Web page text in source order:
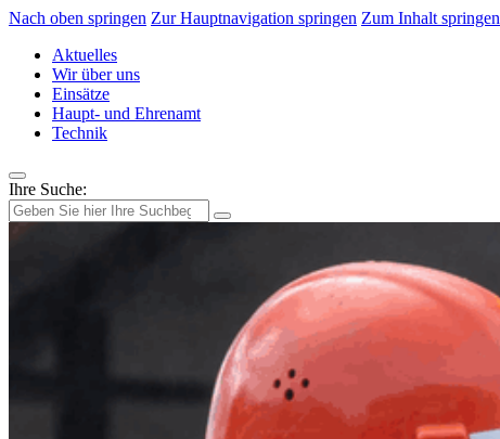
Nach oben springen Zur Hauptnavigation springen Zum Inhalt springen
Aktuelles
Wir über uns
Einsätze
Haupt- und Ehrenamt
Technik
Ihre Suche: